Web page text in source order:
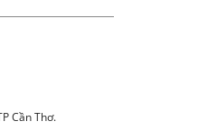
Cần Thơ.